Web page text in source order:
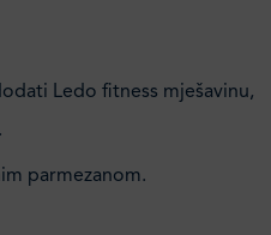
Ledo fitness mješavinu,
parmezanom.